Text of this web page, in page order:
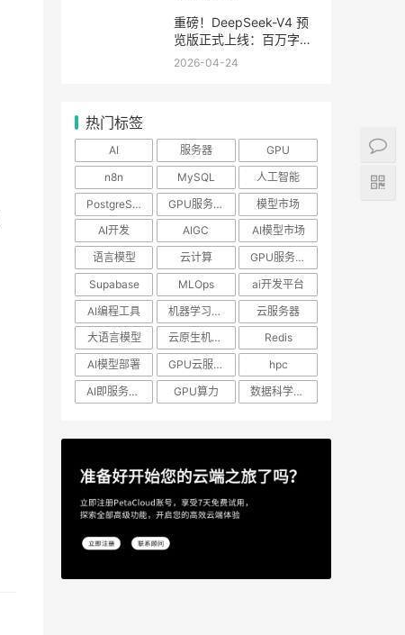
重磅！DeepSeek-V4 预
览版正式上线：百万字超
长上下文，Agent与推理
2026-04-24
热门标签
AI 服务器
GPU
n8n
MySQL
人工智能
PostgreSQL
GPU服务器
模型市场
AI开发
AIGC
AI模型市场
语言模型
云计算
GPU服务器租用
Supabase
MLOps
ai开发平台
AI编程工具
机器学习模型
云服务器
大语言模型
云原生机器学习
Redis
AI模型部署
GPU云服务器
hpc
AI即服务平台
GPU算力 数据科学工作流